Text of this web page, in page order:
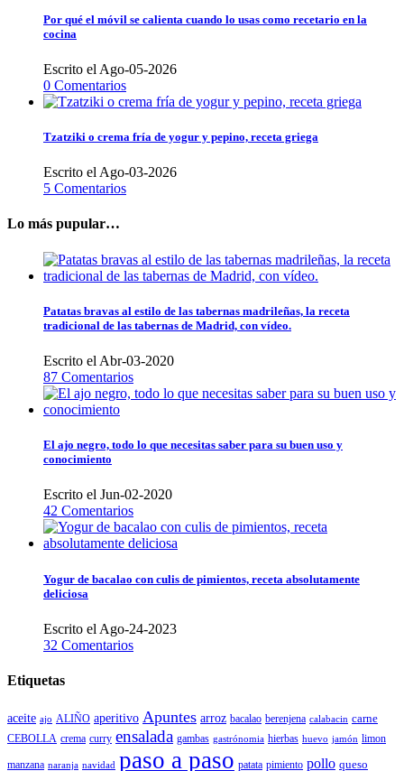
Por qué el móvil se calienta cuando lo usas como recetario en la
cocina
Escrito el Ago-05-2026
0 Comentarios
Tzatziki o crema fría de yogur y pepino, receta griega
Escrito el Ago-03-2026
5 Comentarios
Lo más pupular…
Patatas bravas al estilo de las tabernas madrileñas, la receta
tradicional de las tabernas de Madrid, con vídeo.
Escrito el Abr-03-2020
87 Comentarios
El ajo negro, todo lo que necesitas saber para su buen uso y
conocimiento
Escrito el Jun-02-2020
42 Comentarios
Yogur de bacalao con culis de pimientos, receta absolutamente
deliciosa
Escrito el Ago-24-2023
32 Comentarios
Etiquetas
aceite ajo ALIÑO aperitivo Apuntes arroz bacalao berenjena calabacin carne
CEBOLLA crema curry ensalada gambas gastrónomia hierbas huevo jamón limon
manzana naranja navidad paso a paso patata pimiento pollo queso